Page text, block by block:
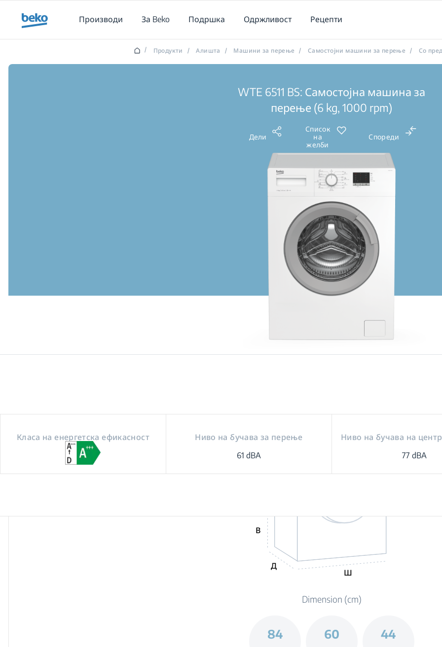
Производи
За Beko Подршка Одржливост Рецепти
/ Продукти / Алишта / Машини за перење / Самостојни машини за перење / Со
WTE 6511 BS: Самостојна машина за
перење (6 kg, 1000 rpm)
Дели
Список
на
желби
Спореди
Класа на енергетска ефикасност
Ниво на бучава за перење
61 dBA
Ниво на бучава на
77 dBA
В
Д
Ш
Dimension (cm)
84 60 44